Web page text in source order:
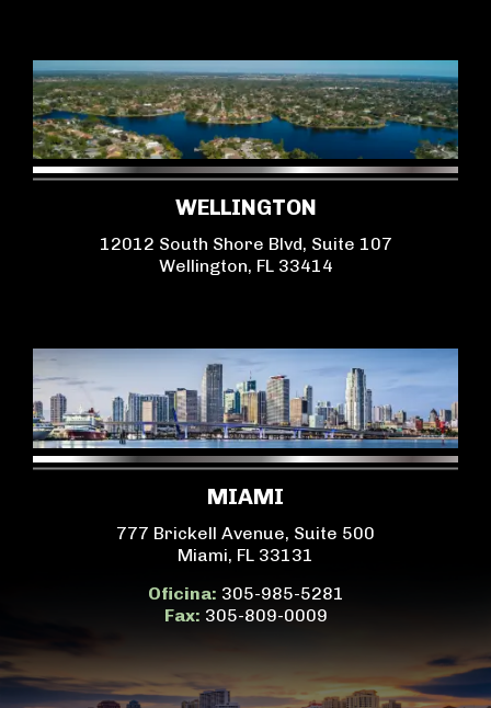
WELLINGTON
12012 South Shore Blvd, Suite 107
Wellington, FL 33414
MIAMI
777 Brickell Avenue, Suite 500
Miami, FL 33131
Oficina: 305-985-5281
Fax: 305-809-0009